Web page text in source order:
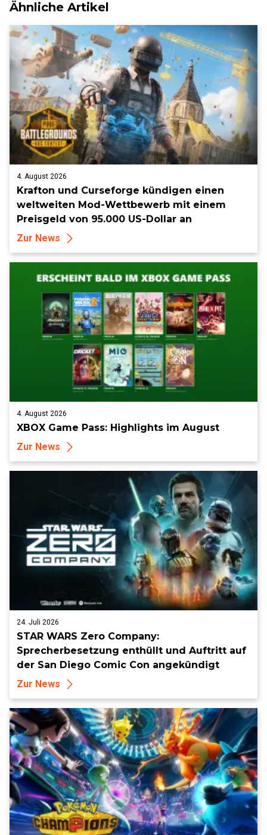
Ähnliche Artikel
4. August 2026
Krafton und Curseforge kündigen einen
weltweiten Mod-Wettbewerb mit einem
Preisgeld von 95.000 US-Dollar an
Zur News
4. August 2026
XBOX Game Pass: Highlights im August
Zur News
24. Juli 2026
STAR WARS Zero Company:
Sprecherbesetzung enthüllt und Auftritt auf
der San Diego Comic Con angekündigt
Zur News